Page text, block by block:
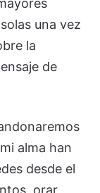
una vez
la
de
alma han
desde el